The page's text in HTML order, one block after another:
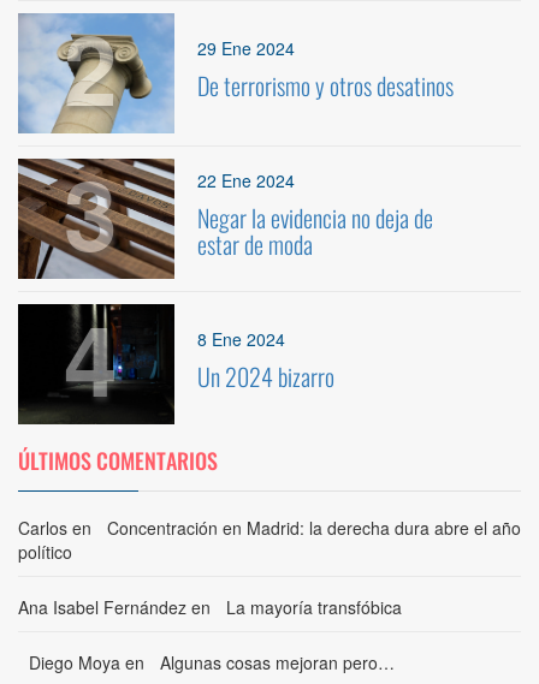
2 29 Ene 2024
De terrorismo y otros desatinos
3 22 Ene 2024
Negar la evidencia no deja de
estar de moda
4 8 Ene 2024
Un 2024 bizarro
ÚLTIMOS COMENTARIOS
Carlos en
Concentración en Madrid: la derecha dura abre el año
político
Ana Isabel Fernández en La mayoría transfóbica
Diego Moya en Algunas cosas mejoran pero…